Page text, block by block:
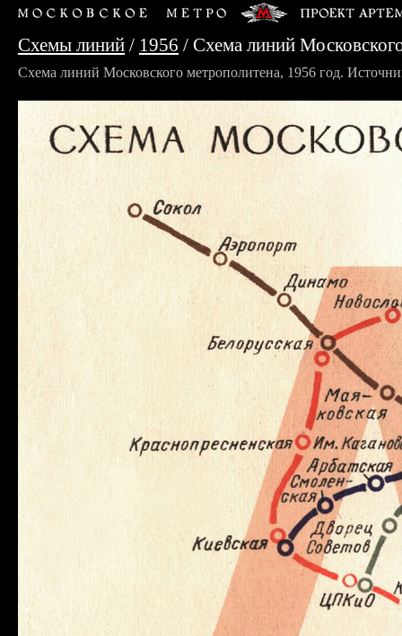
Схемы линий / 1956 / Схема линий
Схема линий Московского метрополитена, 1956 год.